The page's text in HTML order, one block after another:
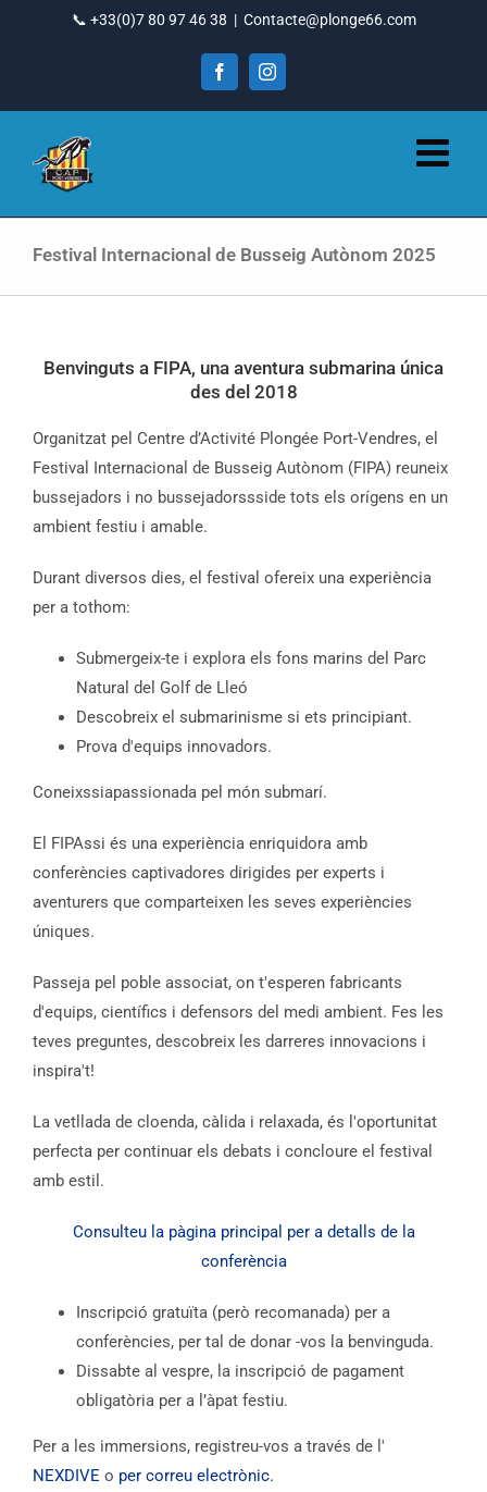
📞 +33(0)7 80 97 46 38 | Contacte@plonge66.com
FacebookInstagram
Festival Internacional de Busseig Autònom 2025
Benvinguts a FIPA, una aventura submarina única
des del 2018
Organitzat pel Centre d’Activité Plongée Port-Vendres, el
Festival Internacional de Busseig Autònom (FIPA) reuneix
bussejadors i no bussejadorssside tots els orígens en un
ambient festiu i amable.
Durant diversos dies, el festival ofereix una experiència
per a tothom:
Submergeix-te i explora els fons marins del Parc
Natural del Golf de Lleó
Descobreix el submarinisme si ets principiant.
Prova d'equips innovadors.
Coneixssiapassionada pel món submarí.
El FIPAssi és una experiència enriquidora amb
conferències captivadores dirigides per experts i
aventurers que comparteixen les seves experiències
úniques.
Passeja pel poble associat, on t'esperen fabricants
d'equips, científics i defensors del medi ambient. Fes les
teves preguntes, descobreix les darreres innovacions i
inspira't!
La vetllada de cloenda, càlida i relaxada, és l'oportunitat
perfecta per continuar els debats i concloure el festival
amb estil.
Consulteu la pàgina principal per a detalls de la
conferència
Inscripció gratuïta (però recomanada) per a
conferències, per tal de donar -vos la benvinguda.
Dissabte al vespre, la inscripció de pagament
obligatòria per a l’àpat festiu.
Per a les immersions, registreu-vos a través de l'
NEXDIVE o per correu electrònic.